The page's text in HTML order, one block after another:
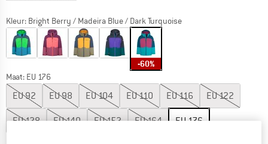
Kleur: Bright Berry / Madeira Blue / Dark Turquoise
-60%
Maat: EU 176
EU92 EU98 EU104 EU110 EU116 EU122
EU128 EU140 EU152 EU164 EU 176